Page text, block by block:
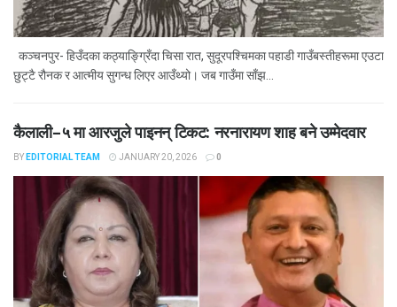
कञ्चनपुर- हिउँदका कठ्याङ्ग्रिँदा चिसा रात, सुदूरपश्चिमका पहाडी गाउँबस्तीहरूमा एउटा
छुट्टै रौनक र आत्मीय सुगन्ध लिएर आउँथ्यो। जब गाउँमा साँझ...
कैलाली–५ मा आरजुले पाइनन् टिकट: नरनारायण शाह बने उम्मेदवार
BY EDITORIAL TEAM JANUARY 20, 2026 0